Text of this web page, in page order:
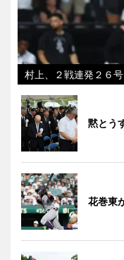
村上、２戦連発２６
黙とう
花巻東